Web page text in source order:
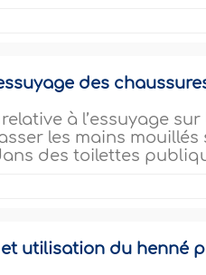
des
à l’essuyage
les mains
des toilettes
utilisation du henné